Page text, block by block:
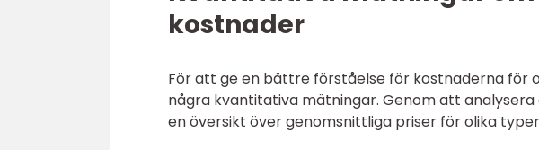
kostnader
För att ge en bättre förståelse för kostnaderna för
några kvantitativa mätningar. Genom att
en översikt över genomsnittliga priser för olika